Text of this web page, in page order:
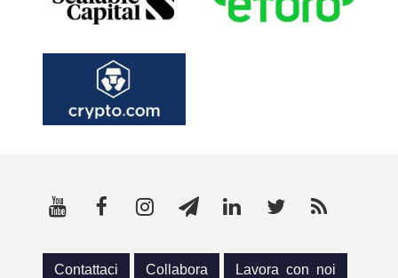
Contattaci Collabora Lavora con noi